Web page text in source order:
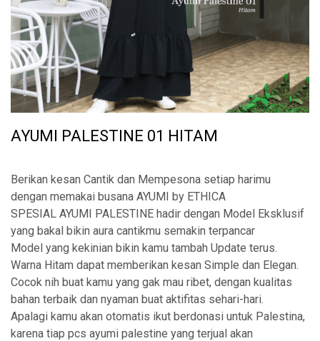
AYUMI PALESTINE 01 HITAM
Berikan kesan Cantik dan Mempesona setiap harimu
dengan memakai busana AYUMI by ETHICA
SPESIAL AYUMI PALESTINE hadir dengan Model Eksklusif
yang bakal bikin aura cantikmu semakin terpancar
Model yang kekinian bikin kamu tambah Update terus.
Warna Hitam dapat memberikan kesan Simple dan Elegan.
Cocok nih buat kamu yang gak mau ribet, dengan kualitas
bahan terbaik dan nyaman buat aktifitas sehari-hari.
Apalagi kamu akan otomatis ikut berdonasi untuk Palestina,
karena tiap pcs ayumi palestine yang terjual akan